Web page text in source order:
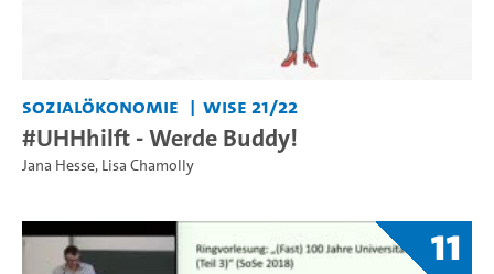
Sozialökonomie WiSe 21/22
#UHHhilft - Werde Buddy!
Jana Hesse, Lisa Chamolly
11